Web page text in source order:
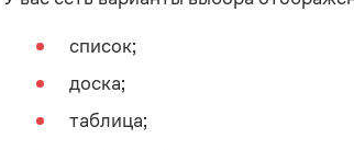
список;
доска;
таблица;